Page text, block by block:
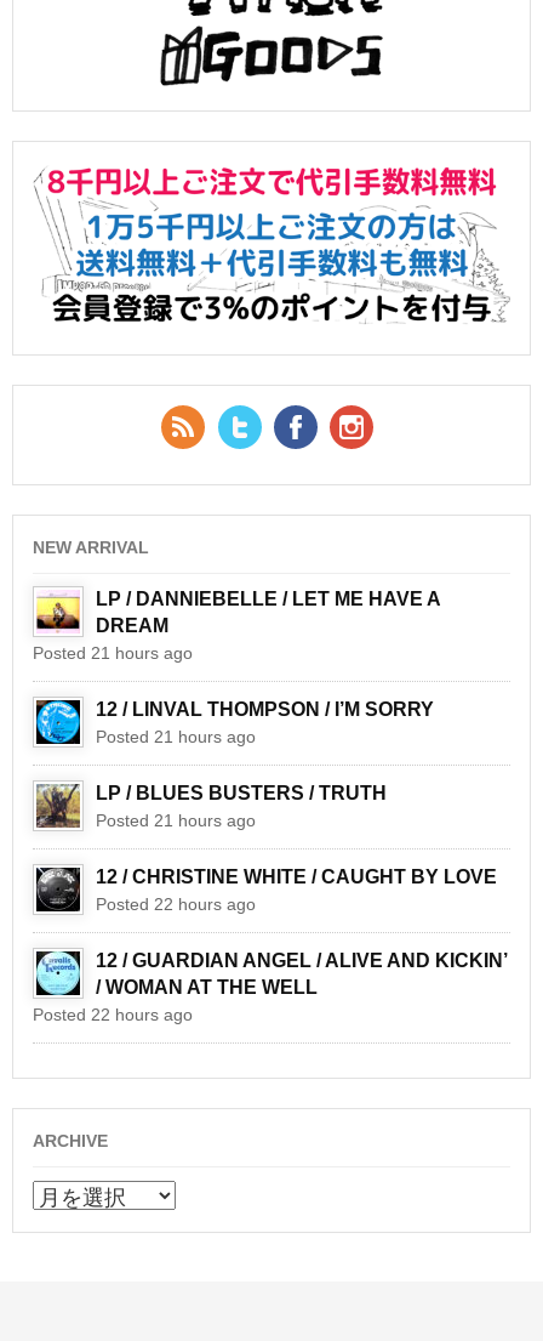
RSS Feed
Twitter Facebook
NEW ARRIVAL
LP / DANNIEBELLE / LET ME HAVE A
DREAM
Posted 21 hours ago
12 / LINVAL THOMPSON / I’M SORRY
Posted 21 hours ago
LP / BLUES BUSTERS / TRUTH
Posted 21 hours ago
12 / CHRISTINE WHITE / CAUGHT BY LOVE
Posted 22 hours ago
12 / GUARDIAN ANGEL / ALIVE AND KICKIN’
/ WOMAN AT THE WELL
Posted 22 hours ago
ARCHIVE
ARCHIVE